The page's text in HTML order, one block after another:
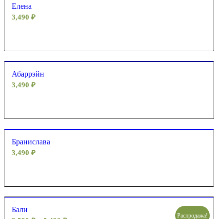
Елена
3,490 ₽
Абаррэйн
3,490 ₽
Бранислава
3,490 ₽
Бали
Распродажа!